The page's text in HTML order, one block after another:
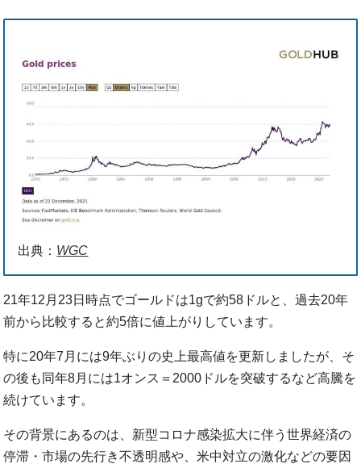
出典： WGC
21年12月23日時点でゴールドは1gで約58ドルと、過去20年
前から比較すると約5倍に値上がりしています。
特に20年7月には9年ぶりの史上最高値を更新しましたが、そ
の後も同年8月には1オンス＝2000ドルを突破するなど高騰を
続けています。
その背景にあるのは、新型コロナ感染拡大に伴う世界経済の
停滞・市場の先行き不透明感や、米中対立の激化などの要因